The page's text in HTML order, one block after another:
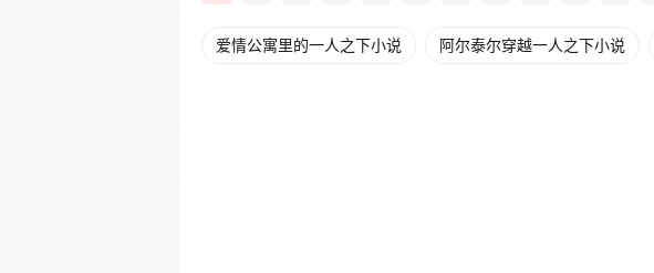
爱情公寓里的一人之下小说 阿尔泰尔穿越一人之下小说